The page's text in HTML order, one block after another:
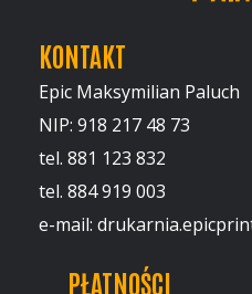
KONTAKT
Epic Maksymilian Paluch
NIP: 918 217 48 73
tel. 881 123 832
tel. 884 919 003
e-mail:
PŁATNOŚCI